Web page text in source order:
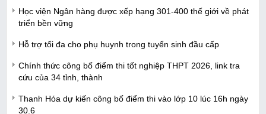
Học viện Ngân hàng được xếp hạng 301-400 thế giới về phát
triển bền vững
Hỗ trợ tối đa cho phụ huynh trong tuyển sinh đầu cấp
Chính thức công bố điểm thi tốt nghiệp THPT 2026, link tra
cứu của 34 tỉnh, thành
Thanh Hóa dự kiến công bố điểm thi vào lớp 10 lúc 16h ngày
30.6